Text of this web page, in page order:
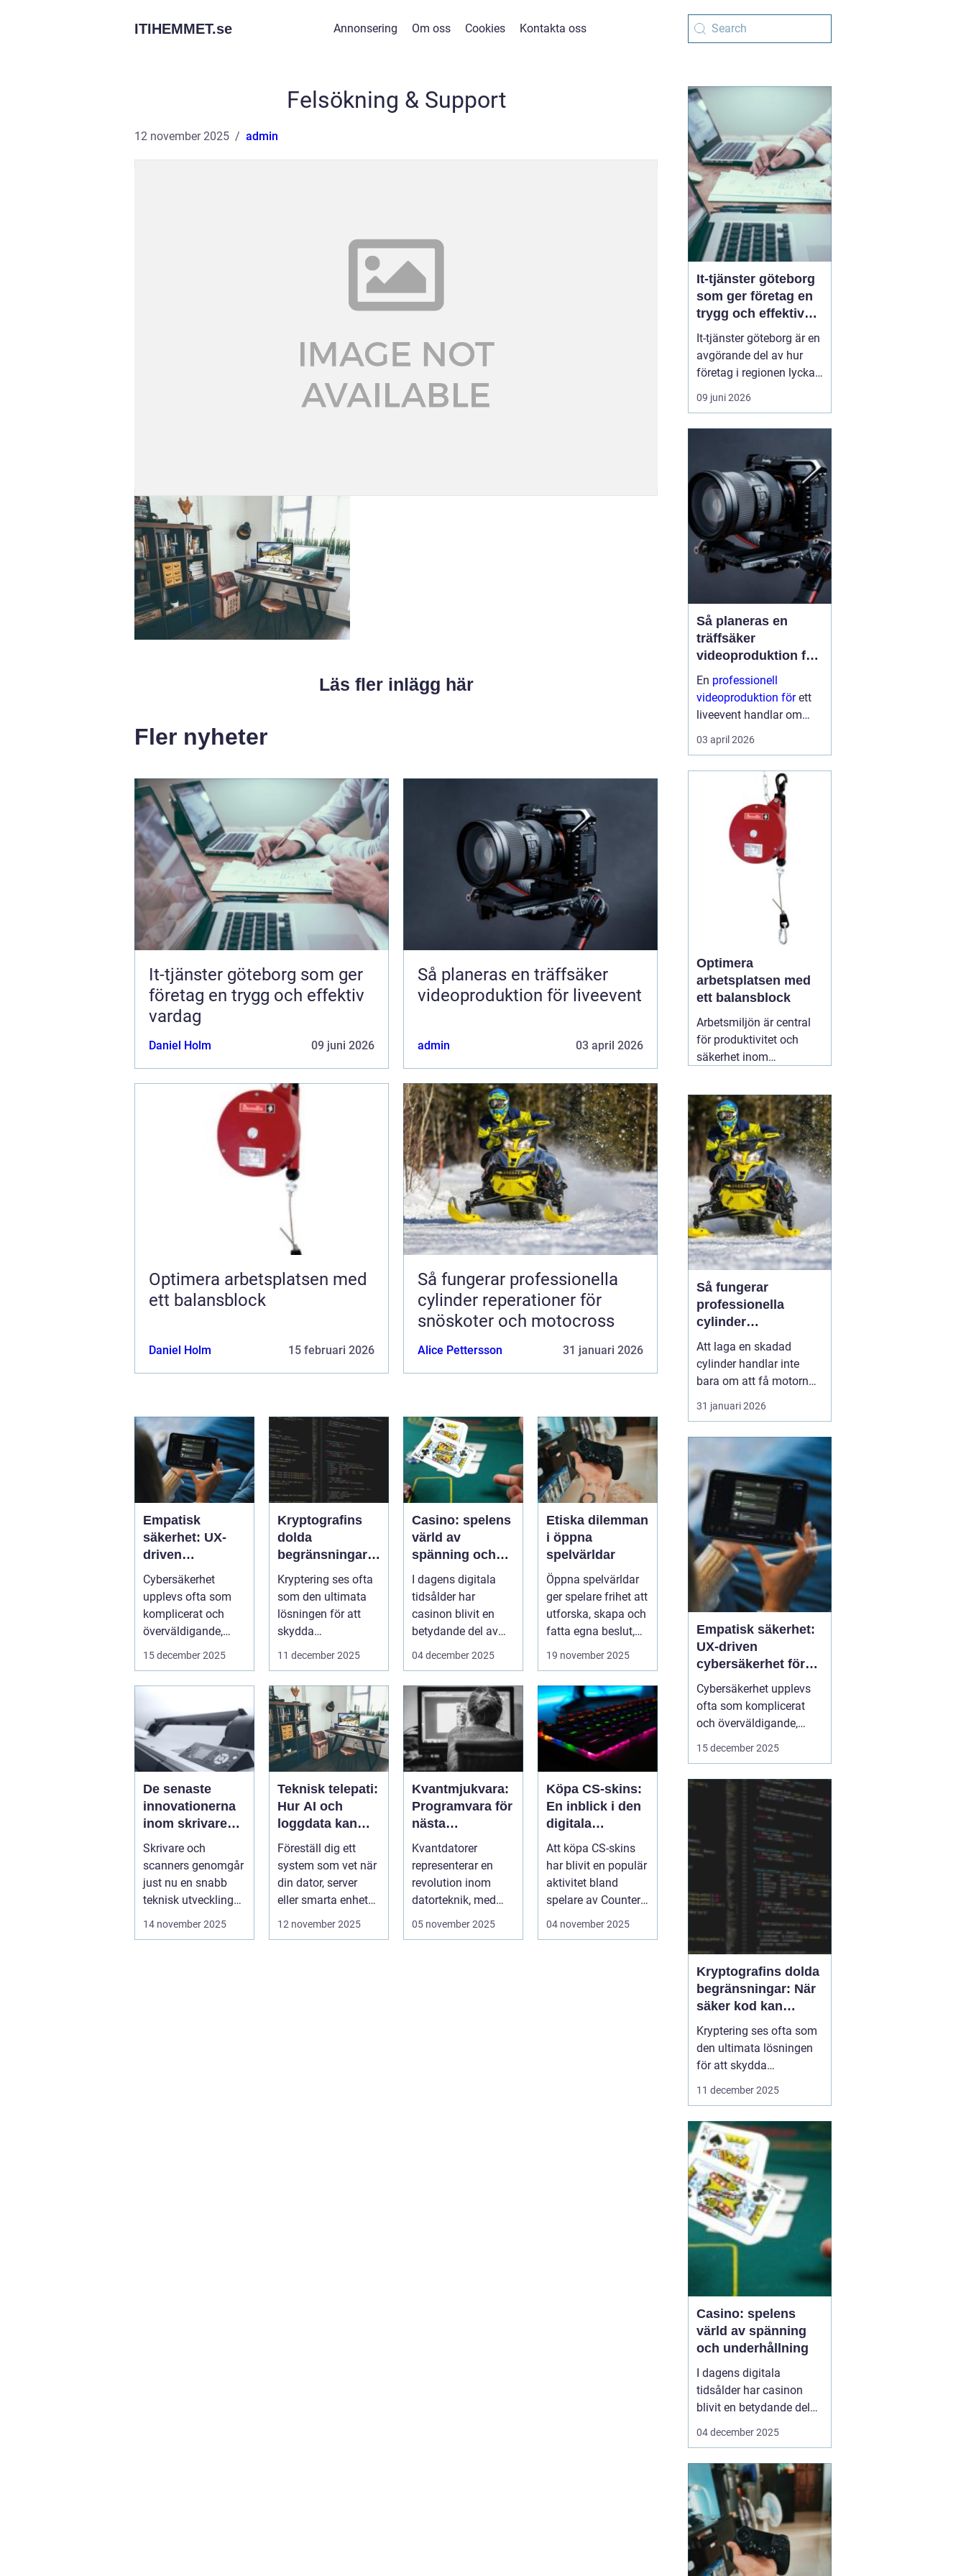
ITIHEMMET.se Annonsering Om oss Cookies Kontakta oss
Felsökning & Support
12 november 2025 admin
Läs fler inlägg här
Fler nyheter
It-tjänster göteborg som ger
företag en trygg och effektiv
vardag
Daniel Holm 09 juni 2026
Så planeras en träffsäker
videoproduktion för liveevent
admin 03 april 2026
Optimera arbetsplatsen med
ett balansblock
Daniel Holm 15 februari 2026
Så fungerar professionella
cylinder reperationer för
snöskoter och motocross
Alice Pettersson 31 januari 2026
Empatisk
säkerhet: UX-
driven
cybersäkerhet
för icke-tekniska
användare
Cybersäkerhet
upplevs ofta som
komplicerat och
överväldigande,
särskilt för...
15 december 2025
Kryptografins
dolda
begränsningar:
När säker kod
kan missleda
företag
Kryptering ses ofta
som den ultimata
lösningen för att
skydda
företagsdata, men
11 december 2025
Casino: spelens
värld av
spänning och
underhållning
I dagens digitala
tidsålder har
casinon blivit en
betydande del av
onlineunderhållning
04 december 2025
Etiska dilemman
i öppna
spelvärldar
Öppna spelvärldar
ger spelare frihet att
utforska, skapa och
fatta egna beslut,
men med de...
19 november 2025
De senaste
innovationerna
inom skrivare
och scanners
Skrivare och
scanners genomgår
just nu en snabb
teknisk utveckling
som gör dem mer
14 november 2025
Teknisk telepati:
Hur AI och
loggdata kan
förutsäga fel
innan de händer
Föreställ dig ett
system som vet när
din dator, server
eller smarta enhet
kommer att ...
12 november 2025
Kvantmjukvara:
Programvara för
nästa
generations
Kvantdatorer
representerar en
revolution inom
datorteknik, med
kapacitet att lösa
05 november 2025
Köpa CS-skins:
En inblick i den
digitala
handelsvärlden
Att köpa CS-skins
har blivit en populär
aktivitet bland
spelare av Counter-
Strike: Global ...
04 november 2025
It-tjänster göteborg
som ger företag en
trygg och effektiv
vardag
It-tjänster göteborg är en
avgörande del av hur
företag i regionen lyckas
skapa en säker, stabil
och effektiv digital
blir arbetsdagen
smidigare, personalen
mindre stressad och
kunderna mer nöjda.
Många verks...
09 juni 2026
Så planeras en
träffsäker
videoproduktion för
liveevent
En professionell
videoproduktion förett
liveevent handlar om
långt mer än kameror
och skärmar. Den avgör
talare, artister och
och på distans. När
planeri...
03 april 2026
Optimera
arbetsplatsen med
ett balansblock
Arbetsmiljön är central
för produktivitet och
säkerhet inom
över. För att skapa en
optimal arbetsmiljö är
ergonomi och
hjälpmedel15 februari
2026
Så fungerar
professionella
cylinder
reperationer för
snöskoter och
motocross
Att laga en skadad
cylinder handlar inte
bara om att få motorn
att gå igen. En väl utförd
reparation förlänger
maskinen, ger stabil
prestanda och minskar
kostnaderna över tid.
Många förare upptäcker
först värdet av en bra
cylinder...
31 januari 2026
Empatisk säkerhet:
UX-driven
cybersäkerhet för
icke-tekniska
användare
Cybersäkerhet upplevs
ofta som komplicerat
och överväldigande,
särskilt för användare
säkerhetslösningar
fokuserar på teknik, men
ignorerar hur människor
faktiskt...
15 december 2025
Kryptografins dolda
begränsningar: När
säker kod kan
missleda företag
Kryptering ses ofta som
den ultimata lösningen
för att skydda
företagsdata, men
implementerad eller
missförstådd kryptografi
kan skapa en falsk
känsla av säkerhet som
f...
11 december 2025
Casino: spelens
värld av spänning
och underhållning
I dagens digitala
tidsålder har casinon
blivit en betydande del
av onlineunderhållning.
erbjuder casinovärlden
en oändlig mängd
möjligheter för spelare
att nj...
04 december 2025